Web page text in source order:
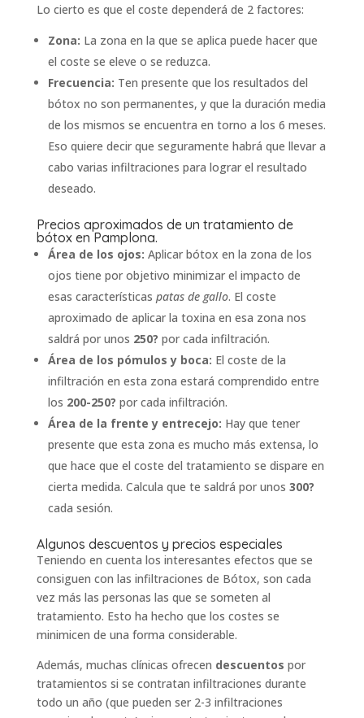
Lo cierto es que el coste dependerá de 2 factores:
Zona: La zona en la que se aplica puede hacer que
el coste se eleve o se reduzca.
Frecuencia: Ten presente que los resultados del
bótox no son permanentes, y que la duración media
de los mismos se encuentra en torno a los 6 meses.
Eso quiere decir que seguramente habrá que llevar a
cabo varias infiltraciones para lograr el resultado
deseado.
Precios aproximados de un tratamiento de
bótox en Pamplona.
Área de los ojos: Aplicar bótox en la zona de los
ojos tiene por objetivo minimizar el impacto de
esas características patas de gallo. El coste
aproximado de aplicar la toxina en esa zona nos
saldrá por unos 250? por cada infiltración.
Área de los pómulos y boca: El coste de la
infiltración en esta zona estará comprendido entre
los 200-250? por cada infiltración.
Área de la frente y entrecejo: Hay que tener
presente que esta zona es mucho más extensa, lo
que hace que el coste del tratamiento se dispare en
cierta medida. Calcula que te saldrá por unos 300?
cada sesión.
Algunos descuentos y precios especiales
Teniendo en cuenta los interesantes efectos que se
consiguen con las infiltraciones de Bótox, son cada
vez más las personas las que se someten al
tratamiento. Esto ha hecho que los costes se
minimicen de una forma considerable.
Además, muchas clínicas ofrecen descuentos por
tratamientos si se contratan infiltraciones durante
todo un año (que pueden ser 2-3 infiltraciones